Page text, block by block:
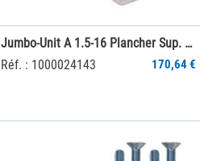
Jumbo-Unit A 1.5-16 Plancher Sup. SGR PS
Réf. : 1000024143
170,64 €